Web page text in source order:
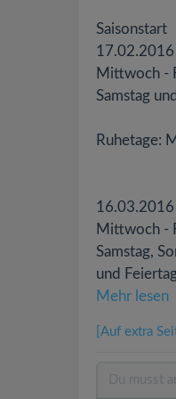
Saisonstart
Mittwoch -
Samstag
Ruhetage:
Mittwoch -
Samstag,
und
Mehr lesen
[Auf extra